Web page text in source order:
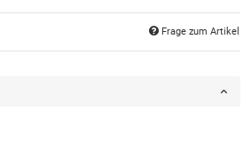
Frage zum Artikel